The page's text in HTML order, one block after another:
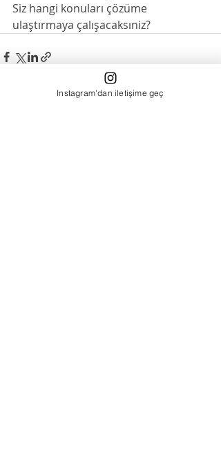
Siz hangi konuları çözüme
ulaştırmaya çalışacaksıniz?
Instagram'dan iletişime geç